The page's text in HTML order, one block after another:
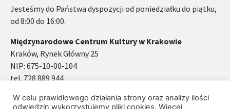
Jesteśmy do Państwa dyspozycji od poniedziałku do piątku,
od 8:00 do 16:00.
Międzynarodowe Centrum Kultury w Krakowie
Kraków, Rynek Główny 25
NIP: 675-10-00-104
tel. 728 889 944
W celu prawidłowego działania strony oraz analizy ilości
odwiedzin wykorzystujemy pliki cookies. Więcej